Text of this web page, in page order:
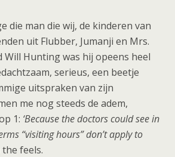
die man die wij, de kinderen van
uit Flubber, Jumanji en Mrs.
Will Hunting was hij opeens heel
serieus, een beetje
uitspraken van zijn
me nog steeds de adem,
1: ‘Because the doctors could see in
“visiting hours” don’t apply to
feels.